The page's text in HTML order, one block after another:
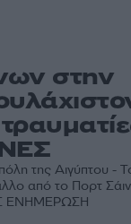
στην
της Αιγύπτου -
από το Πορτ
ΕΝΗΜΕΡΩΣΗ